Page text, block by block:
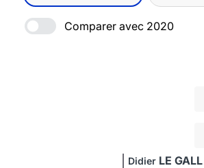
Comparer avec 2020
Didier LE GALL